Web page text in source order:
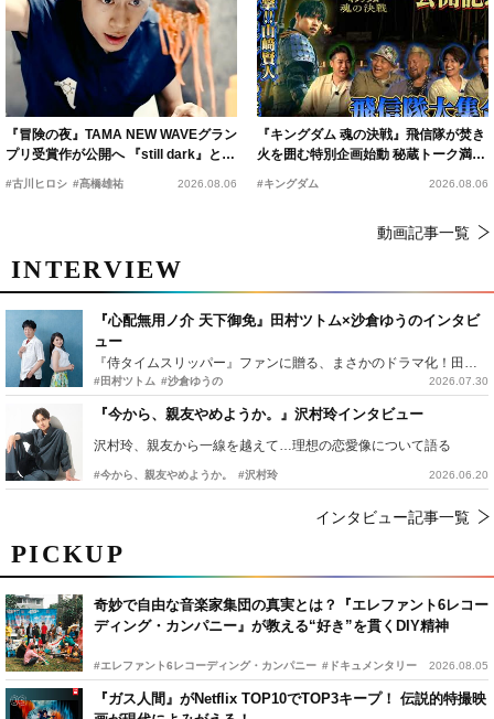
PICKUP
奇妙で自由な音楽家集団の真実とは？『エレファント6レコー
ディング・カンパニー』が教える“好き”を貫くDIY精神
#エレファント6レコーディング・カンパニー #ドキュメンタリー 2026.08.05
『ガス人間』がNetflix TOP10でTOP3キープ！ 伝説的特撮映
『冒険の夜』TAMA NEW WAVEグラン
プリ受賞作が公開へ 『still dark』と同
時上映決定
#古川ヒロシ #髙橋雄祐 2026.08.06
『キングダム 魂の決戦』飛信隊が焚き
火を囲む特別企画始動 秘蔵トーク満載
の“キングダムキャンプ”開催
#キングダム 2026.08.06
動画記事一覧
INTERVIEW
『心配無用ノ介 天下御免』田村ツトム×沙倉ゆうのインタビ
ュー
『侍タイムスリッパー』ファンに贈る、まさかのドラマ化！田村ツトム×沙倉ゆうのが語る『心配無用ノ介』撮影秘話
#田村ツトム #沙倉ゆうの 2026.07.30
『今から、親友やめようか。』沢村玲インタビュー
沢村玲、親友から一線を越えて…理想の恋愛像について語る
#今から、親友やめようか。 #沢村玲 2026.06.20
インタビュー記事一覧